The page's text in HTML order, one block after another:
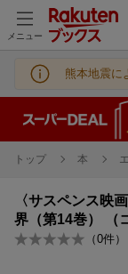
メニュー
熊本地震に
トップ 本
〈サスペンス映
界（第14巻） （
（0件）